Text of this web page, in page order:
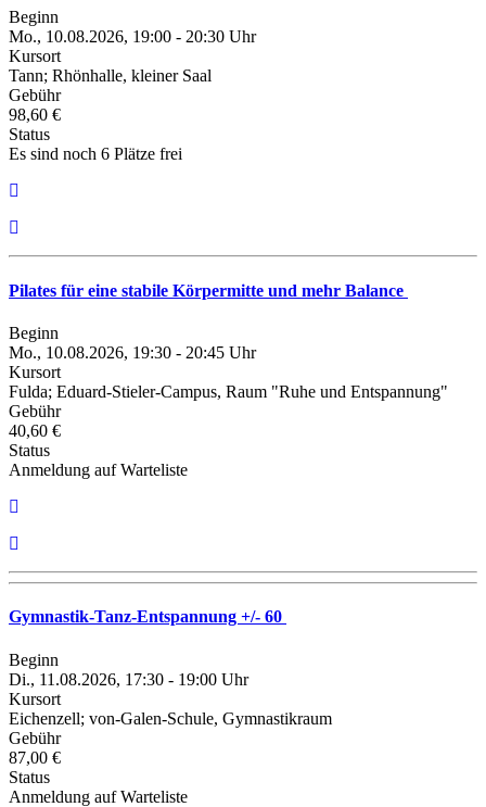
Beginn
Mo., 10.08.2026, 19:00 - 20:30 Uhr
Kursort
Tann; Rhönhalle, kleiner Saal
Gebühr
98,60 €
Status
Es sind noch 6 Plätze frei
Pilates für eine stabile Körpermitte und mehr Balance
Beginn
Mo., 10.08.2026, 19:30 - 20:45 Uhr
Kursort
Fulda; Eduard-Stieler-Campus, Raum "Ruhe und Entspannung"
Gebühr
40,60 €
Status
Anmeldung auf Warteliste
Gymnastik-Tanz-Entspannung +/- 60
Beginn
Di., 11.08.2026, 17:30 - 19:00 Uhr
Kursort
Eichenzell; von-Galen-Schule, Gymnastikraum
Gebühr
87,00 €
Status
Anmeldung auf Warteliste